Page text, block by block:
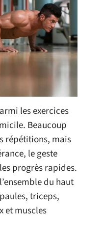
les exercices
Beaucoup
répétitions, mais
le geste
progrès rapides.
du haut
triceps,
et muscles